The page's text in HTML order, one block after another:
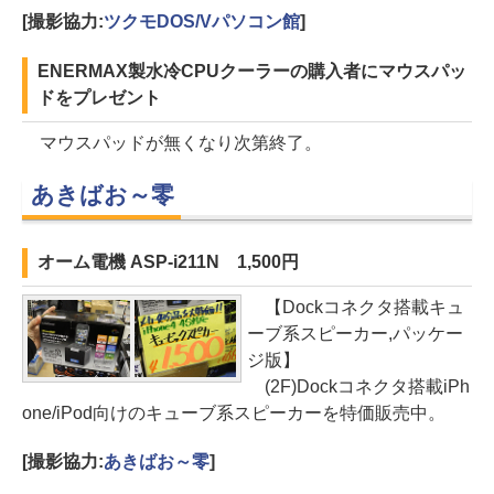
[撮影協力:ツクモDOS/Vパソコン館]
ENERMAX製水冷CPUクーラーの購入者にマウスパッ
ドをプレゼント
マウスパッドが無くなり次第終了。
あきばお～零
オーム電機 ASP-i211N 1,500円
【Dockコネクタ搭載キュ
ーブ系スピーカー,パッケー
ジ版】
(2F)Dockコネクタ搭載iPh
one/iPod向けのキューブ系スピーカーを特価販売中。
[撮影協力:あきばお～零]